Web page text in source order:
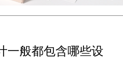
一般都包含哪些设